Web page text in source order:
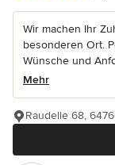
Wir machen Ihr
besonderen Ort.
Wünsche und
Mehr
Raudelle 68,